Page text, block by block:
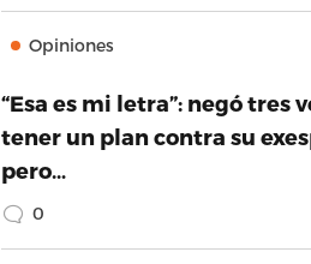
Opiniones
“Esa es mi letra”: negó tres
tener un plan contra su
pero…
0